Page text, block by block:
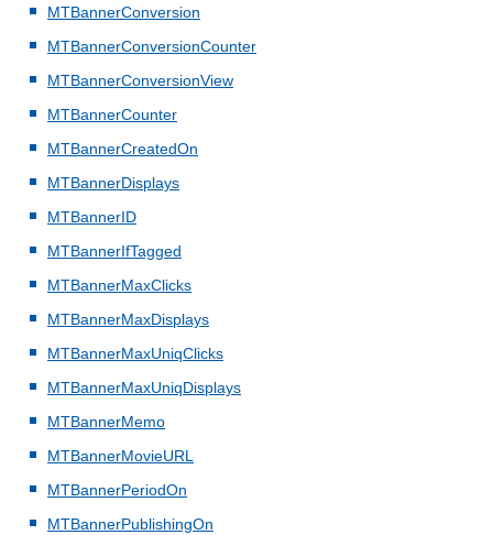
MTBannerConversion
MTBannerConversionCounter
MTBannerConversionView
MTBannerCounter
MTBannerCreatedOn
MTBannerDisplays
MTBannerID
MTBannerIfTagged
MTBannerMaxClicks
MTBannerMaxDisplays
MTBannerMaxUniqClicks
MTBannerMaxUniqDisplays
MTBannerMemo
MTBannerMovieURL
MTBannerPeriodOn
MTBannerPublishingOn